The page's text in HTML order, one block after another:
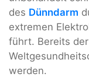
des Dünndarm
extremen
führt. Bereits
werden.